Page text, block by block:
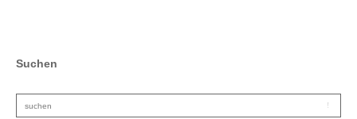
Suchen